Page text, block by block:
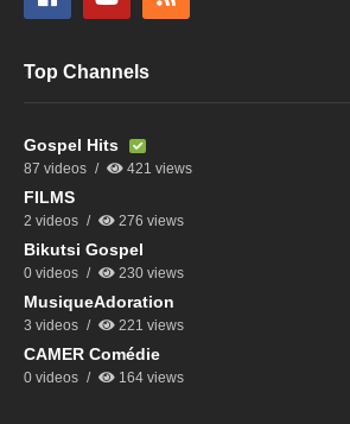
Top Channels
Gospel Hits
87 videos 421 views
FILMS
2 videos 276 views
Bikutsi Gospel
0 videos 230 views
MusiqueAdoration
3 videos 221 views
CAMER Comédie
0 videos 164 views